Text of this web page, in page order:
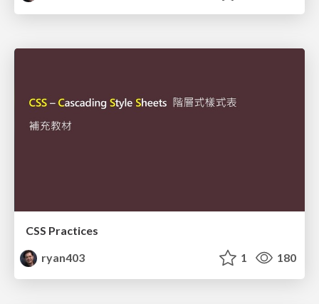
CSS Practices
ryan403
1 180